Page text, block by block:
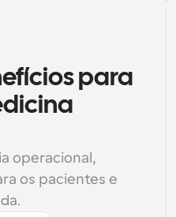
para
operacional,
os pacientes e